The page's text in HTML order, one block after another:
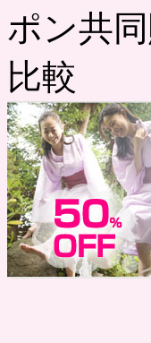
ポン共
比較